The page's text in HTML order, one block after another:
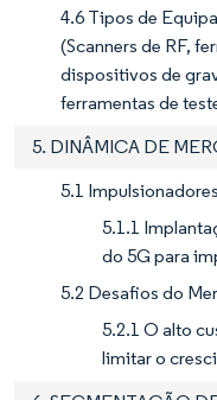
4.6 Tipos de
(Scanners de RF,
dispositivos de
ferramentas de
5. DINÂMICA DE
5.1
5.1.1
do 5G para
5.2 Desafios do
5.2.1 O alto
limitar o